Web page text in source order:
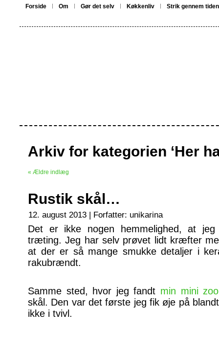
Forside Om Gør det selv Køkkenliv Strik gennem tiden
Arkiv for kategorien ‘Her
« Ældre indlæg
Rustik skål…
12. august 2013 | Forfatter: unikarina
Det er ikke nogen hemmelighed, at
træting. Jeg har selv prøvet lidt kræfter
at der er så mange smukke detaljer i
rakubrændt.
Samme sted, hvor jeg fandt min mini zoo
skål. Den var det første jeg fik øje på
ikke i tvivl.